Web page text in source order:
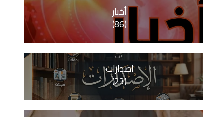
(86)
اصدارات
(23)